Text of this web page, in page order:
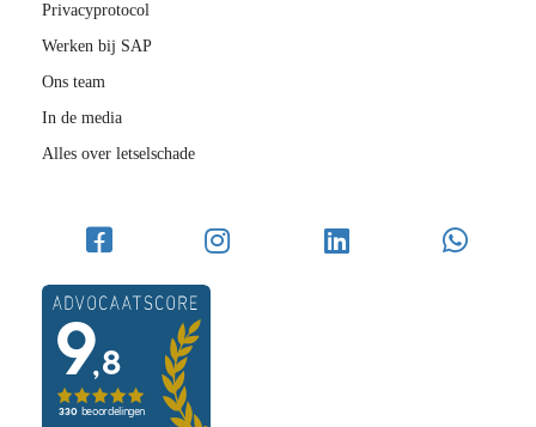
Privacyprotocol
Werken bij SAP
Ons team
In de media
Alles over letselschade